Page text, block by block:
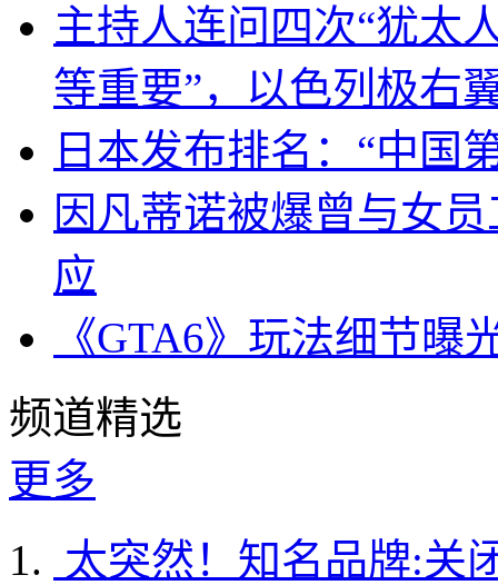
主持人连问四次“犹太
等重要”，以色列极右
日本发布排名：“中国
因凡蒂诺被爆曾与女
应
《GTA6》玩法细节
频道精选
更多
太突然！知名品牌:关